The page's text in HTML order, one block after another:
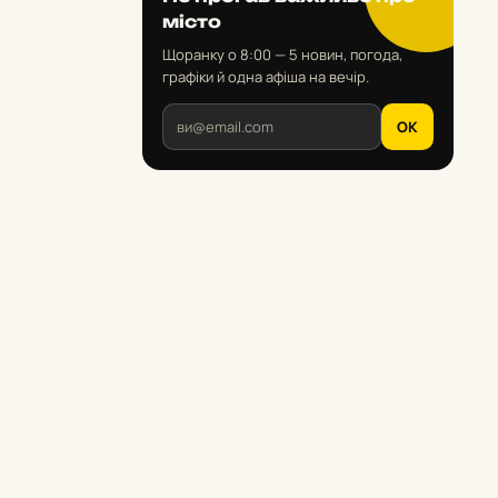
місто
Щоранку о 8:00 — 5 новин, погода,
графіки й одна афіша на вечір.
OK